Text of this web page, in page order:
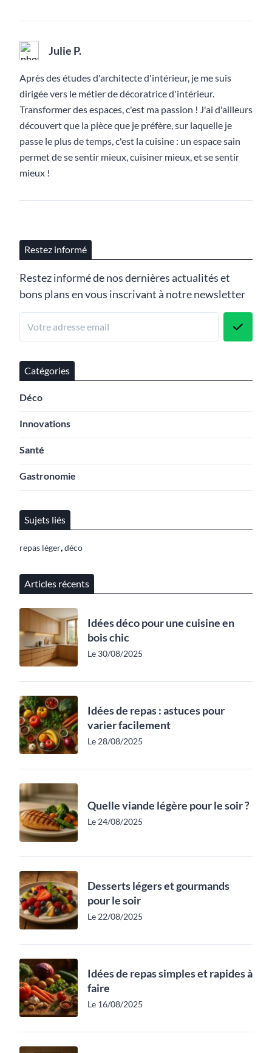
Julie P.
Après des études d'architecte d'intérieur, je me suis
dirigée vers le métier de décoratrice d'intérieur.
Transformer des espaces, c'est ma passion ! J'ai d'ailleurs
découvert que la pièce que je préfère, sur laquelle je
passe le plus de temps, c'est la cuisine : un espace sain
permet de se sentir mieux, cuisiner mieux, et se sentir
mieux !
Restez informé
Restez informé de nos dernières actualités et
bons plans en vous inscrivant à notre newsletter
Catégories
Déco
Innovations
Santé
Gastronomie
Sujets liés
repas léger déco
Articles récents
Idées déco pour une cuisine en
bois chic
Le 30/08/2025
Idées de repas : astuces pour
varier facilement
Le 28/08/2025
Quelle viande légère pour le soir ?
Le 24/08/2025
Desserts légers et gourmands
pour le soir
Le 22/08/2025
Idées de repas simples et rapides à
faire
Le 16/08/2025